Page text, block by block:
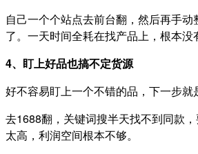
自己一个个站点去前台翻，然后再手
了。一天时间全耗在找产品上，根本没
4、盯上好品也搞不定货源
好不容易盯上一个不错的品，下一步就
去1688翻，关键词搜半天找不到同款
太高，利润空间根本不够。